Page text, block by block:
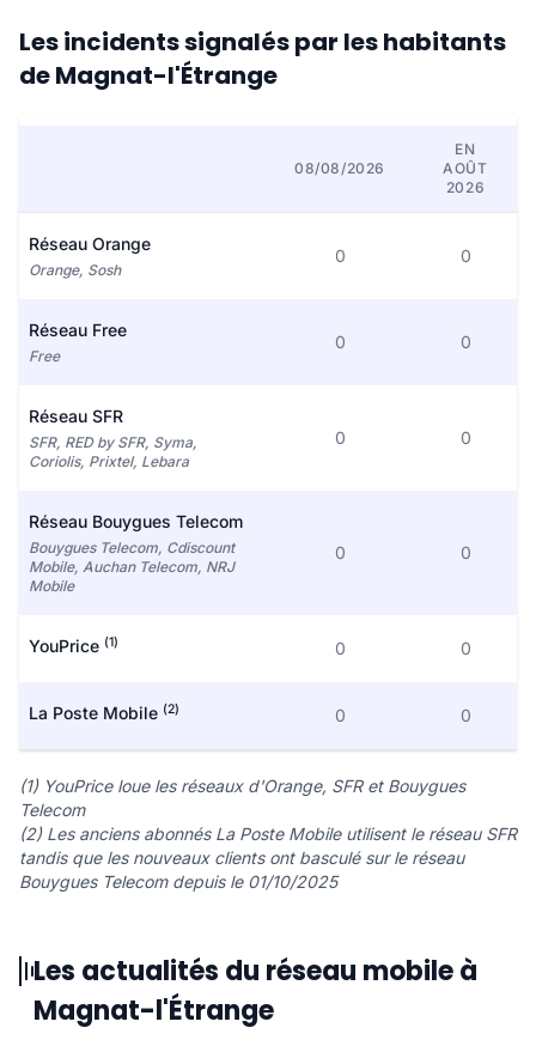
Les incidents signalés par les habitants
de Magnat-l'Étrange
08/08/2026
EN
AOÛT
2026
Réseau Orange
Orange, Sosh
0 0
Réseau Free
Free
0 0
Réseau SFR
SFR, RED by SFR, Syma,
Coriolis, Prixtel, Lebara
0 0
Réseau Bouygues Telecom
Bouygues Telecom, Cdiscount
Mobile, Auchan Telecom, NRJ
Mobile
0 0
YouPrice (1) 0 0
La Poste Mobile (2) 0 0
(1) YouPrice loue les réseaux d'Orange, SFR et Bouygues
Telecom
(2) Les anciens abonnés La Poste Mobile utilisent le réseau SFR
tandis que les nouveaux clients ont basculé sur le réseau
Bouygues Telecom depuis le 01/10/2025
Les actualités du réseau mobile à
Magnat-l'Étrange